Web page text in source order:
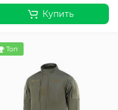
Купить
Топ